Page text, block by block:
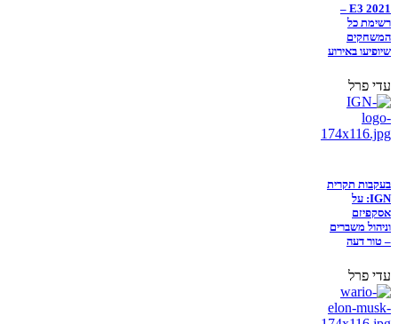
E3 2021 –
רשימת כל
המשחקים
שיופיעו באירוע
עדי פרל
בעקבות תקרית
IGN: על
אסקפיזם
וניהול משברים
– טור דעה
עדי פרל